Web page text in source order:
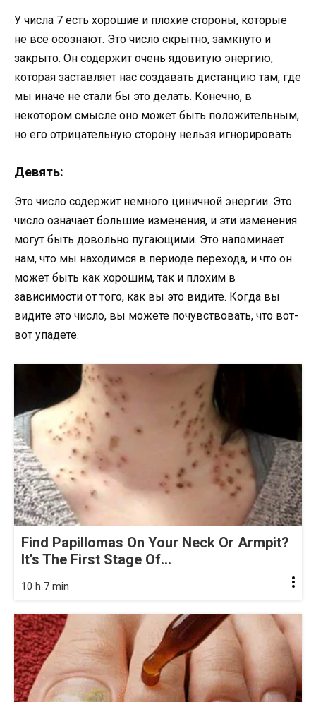
У числа 7 есть хорошие и плохие стороны, которые
не все осознают. Это число скрытно, замкнуто и
закрыто. Он содержит очень ядовитую энергию,
которая заставляет нас создавать дистанцию ​​там, где
мы иначе не стали бы это делать. Конечно, в
некотором смысле оно может быть положительным,
но его отрицательную сторону нельзя игнорировать.
Девять:
Это число содержит немного циничной энергии. Это
число означает большие изменения, и эти изменения
могут быть довольно пугающими. Это напоминает
нам, что мы находимся в периоде перехода, и что он
может быть как хорошим, так и плохим в
зависимости от того, как вы это видите. Когда вы
видите это число, вы можете почувствовать, что вот-
вот упадете.
Find Papillomas On Your Neck Or Armpit?
It's The First Stage Of...
10 h 7 min